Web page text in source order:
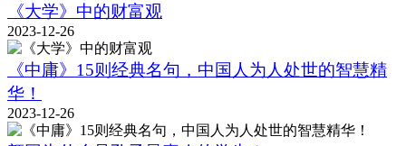
《大学》中的财富观
2023-12-26
《中庸》15则经典名句，中国人为人处世的智慧精
华！
2023-12-26